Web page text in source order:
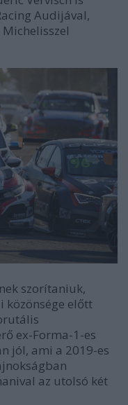
Audijával,
szorítaniuk,
közönsége előtt
ex-Forma-1-es
jól, ami a 2019-es
az utolsó két